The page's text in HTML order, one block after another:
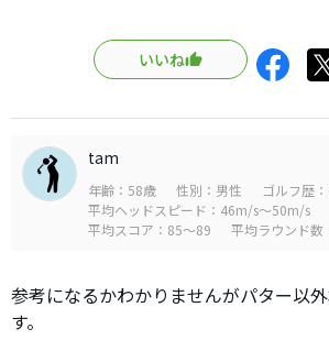
いいね
tam
年齢：58歳 性別：男性
ゴルフ歴
平均ヘッドスピード：46m/s～50m/s
平均スコア：85～89
平均ラウンド数
参考になるかわかりませんがパター以
す。